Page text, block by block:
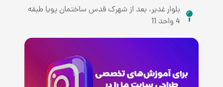
بلوار غدیر، بعد از شهرک قدس ساختمان پویا طبقه
4 واحد 11